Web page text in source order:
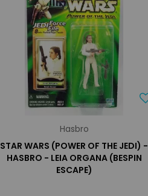
Hasbro
STAR WARS (POWER OF THE JEDI) -
HASBRO - LEIA ORGANA (BESPIN
ESCAPE)